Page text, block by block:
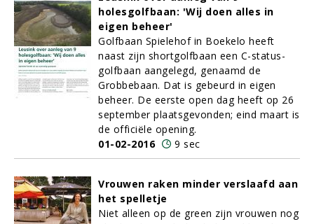
holesgolfbaan: 'Wij doen alles in
eigen beheer'
Golfbaan Spielehof in Boekelo heeft
naast zijn shortgolfbaan een C-status-
golfbaan aangelegd, genaamd de
Grobbebaan. Dat is gebeurd in eigen
beheer. De eerste open dag heeft op 26
september plaatsgevonden; eind maart is
de officiële opening.
01-02-2016
9 sec
Vrouwen raken minder verslaafd aan
het spelletje
Niet alleen op de green zijn vrouwen nog